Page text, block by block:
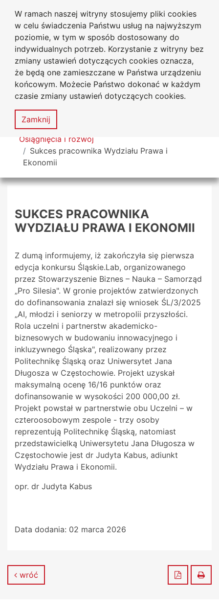
W ramach naszej witryny stosujemy pliki cookies
w celu świadczenia Państwu usług na najwyższym
poziomie, w tym w sposób dostosowany do
indywidualnych potrzeb. Korzystanie z witryny bez
zmiany ustawień dotyczących cookies oznacza,
że będą one zamieszczane w Państwa urządzeniu
końcowym. Możecie Państwo dokonać w każdym
czasie zmiany ustawień dotyczących cookies.
Zamknij
Przejdź do głównego menu
Przejdź do treści
Przejdź do wyszukiwarki
Przejdź do mapy serwisu
Uniwersytet
Jana Długosza w Częstochowie
Mapa
serwisu
MENU
Tutaj jesteś
Osiągnięcia i rozwój
Sukces pracownika Wydziału Prawa i
Ekonomii
SUKCES PRACOWNIKA
WYDZIAŁU PRAWA I EKONOMII
Z dumą informujemy, iż zakończyła się pierwsza
edycja konkursu Śląskie.Lab, organizowanego
przez Stowarzyszenie Biznes – Nauka – Samorząd
„Pro Silesia". W gronie projektów zatwierdzonych
do dofinansowania znalazł się wniosek ŚL/3/2025
„AI, młodzi i seniorzy w metropolii przyszłości.
Rola uczelni i partnerstw akademicko-
biznesowych w budowaniu innowacyjnego i
inkluzywnego Śląska", realizowany przez
Politechnikę Śląską oraz Uniwersytet Jana
Długosza w Częstochowie. Projekt uzyskał
maksymalną ocenę 16/16 punktów oraz
dofinansowanie w wysokości 200 000,00 zł.
Projekt powstał w partnerstwie obu Uczelni – w
czteroosobowym zespole - trzy osoby
reprezentują Politechnikę Śląską, natomiast
przedstawicielką Uniwersytetu Jana Długosza w
Częstochowie jest dr Judyta Kabus, adiunkt
Wydziału Prawa i Ekonomii.
opr. dr Judyta Kabus
Data dodania: 02 marca 2026
wróć Zapisz do